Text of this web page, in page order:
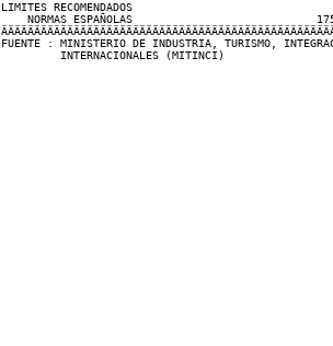
LIMITES RECOMENDADOS
NORMAS ESPAÑOLAS
FUENTE : MINISTERIO DE INDUSTRIA, TURISMO,